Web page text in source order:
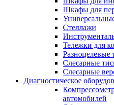
Шкафы для
Стеллажи
Тележки для
Разноцелевые
Слесарные
Слесарные
Диагностическое
автомобилей